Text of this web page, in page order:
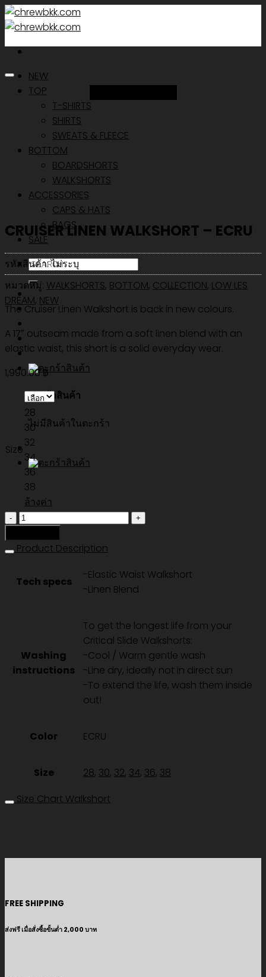
Skip
to
NEW
TOP
T-SHIRTS
SHIRTS
SWEATS & FLEECE
BOTTOM
BOARDSHORTS
WALKSHORTS
ACCESSORIES
CAPS & HATS
BAGS
SALE
ค้นหา:
ตะกร้าสินค้า
ไม่มีสินค้าในตะกร้า
CRUISER LINEN WALKSHORT – ECRU
รหัสสินค้า:ไม่ระบุ
หมวดหมู่: WALKSHORTS, BOTTOM, COLLECTION, LOW LES
DREAM, NEW
The Cruiser Linen Walkshort is back in new colours.
A 17″ outseam made from a soft linen blend with an
elastic waist, this short is a solid everyday wear.
1,990.00฿
Size
28
30
32
34
36
38
ล้างค่า
จำนวน
LINEN
-
Product Description
Tech specs
-Elastic Waist Walkshort
-Linen Blend
Washing
instructions
To get the longest life from your
Critical Slide Walkshorts:
-Cool / Warm gentle wash
-Line dry, ideally not in direct sun
-To extend the life, wash them inside
out!
Color ECRU
Size 28, 30, 32, 34, 36, 38
Size Chart Walkshort
FREE SHIPPING
ส่งฟรี เมื่อสั่งซื้อขั้นต่ำ 2,000 บาท